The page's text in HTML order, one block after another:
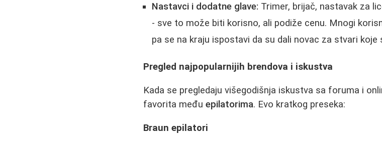
Nastavci i dodatne glave: Trimer, brijač, nastavak za
- sve to može biti korisno, ali podiže cenu. Mnogi
pa se na kraju ispostavi da su dali novac za stvari koje
Pregled najpopularnijih brendova i iskustva
Kada se pregledaju višegodišnja iskustva sa foruma i
favorita međuepilatorima. Evo kratkog preseka:
Braun epilatori